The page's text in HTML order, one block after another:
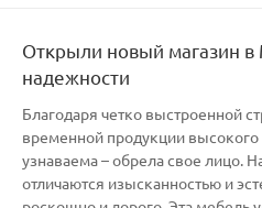
Открыли новый магазин
надежности
Благодаря четко выстроенной
временной продукции высокого
узнаваема – обрела свое лицо.
отличаются изысканностью и